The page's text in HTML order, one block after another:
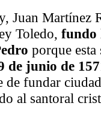
Juan Martínez
Toledo, fundo
porque esta
de junio de
de fundar
al santoral